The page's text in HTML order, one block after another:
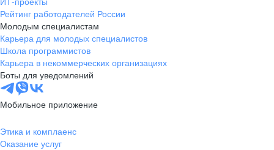
Рейтинг работодателей России
Молодым специалистам
Карьера для молодых специалистов
Школа программистов
Карьера в некоммерческих организациях
Боты для уведомлений
Мобильное приложение
Этика и комплаенс
Оказание услуг